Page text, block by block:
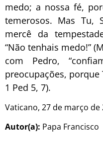
medo; a nossa fé,
temerosos. Mas Tu,
mercê da
“Não tenhais medo!”
com Pedro,
preocupações, porque
1 Ped 5, 7).
Vaticano, 27 de março de
Autor(a): Papa Francisco